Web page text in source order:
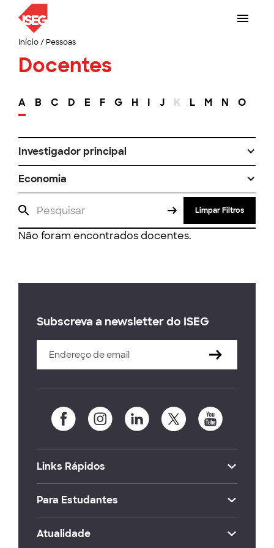
Início/ Pessoas
Docentes
A B C D E F G H I J K L M N O
Investigador principal
Economia
Limpar Filtros
Não foram encontrados docentes.
Subscreva a newsletter do ISEG
Links Rápidos
Para Estudantes
Atualidade